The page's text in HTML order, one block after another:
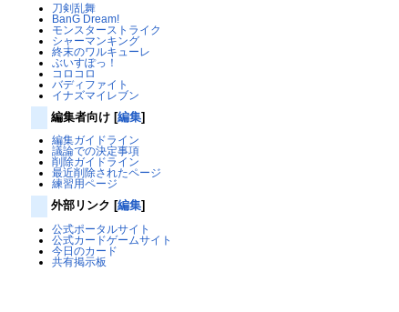
刀剣乱舞
BanG Dream!
モンスターストライク
シャーマンキング
終末のワルキューレ
ぶいすぽっ！
コロコロ
バディファイト
イナズマイレブン
編集者向け [編集]
編集ガイドライン
議論での決定事項
削除ガイドライン
最近削除されたページ
練習用ページ
外部リンク [編集]
公式ポータルサイト
公式カードゲームサイト
今日のカード
共有掲示板